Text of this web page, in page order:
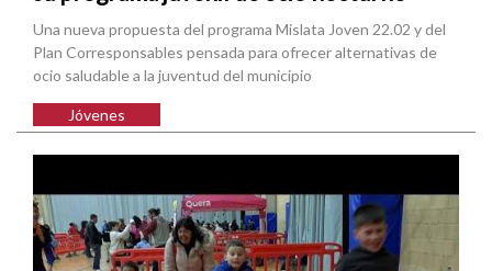
Una nueva propuesta del programa Mislata Joven 22.02 y del
Plan Corresponsables pensada para ofrecer alternativas de
ocio saludable a la juventud del municipio
Jóvenes